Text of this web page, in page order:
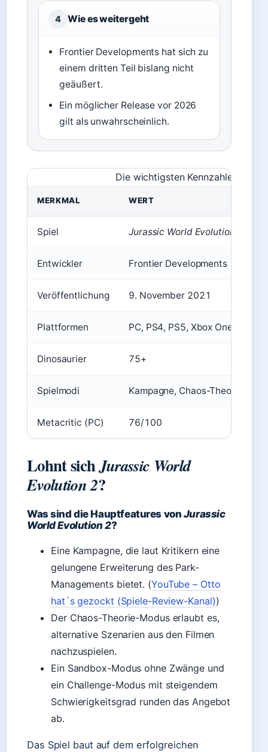
4 Wie es weitergeht
Frontier Developments hat sich zu
einem dritten Teil bislang nicht
geäußert.
Ein möglicher Release vor 2026
gilt als unwahrscheinlich.
Die wichtigsten Kennzahlen auf
MERKMAL WERT
Spiel Jurassic World Evolution 2
Entwickler Frontier Developments
Veröffentlichung 9. November 2021
Plattformen PC, PS4, PS5, Xbox One, Xbox
Dinosaurier 75+
Spielmodi Kampagne, Chaos-Theorie,
Metacritic (PC) 76/100
Lohnt sichJurassic World
Evolution 2?
Was sind die Hauptfeatures von Jurassic
World Evolution 2?
Eine Kampagne, die laut Kritikern eine
gelungene Erweiterung des Park-
Managements bietet. (YouTube – Otto
hat´s gezockt (Spiele-Review-Kanal))
Der Chaos-Theorie-Modus erlaubt es,
alternative Szenarien aus den Filmen
nachzuspielen.
Ein Sandbox-Modus ohne Zwänge und
ein Challenge-Modus mit steigendem
Schwierigkeitsgrad runden das Angebot
ab.
Das Spiel baut auf dem erfolgreichen